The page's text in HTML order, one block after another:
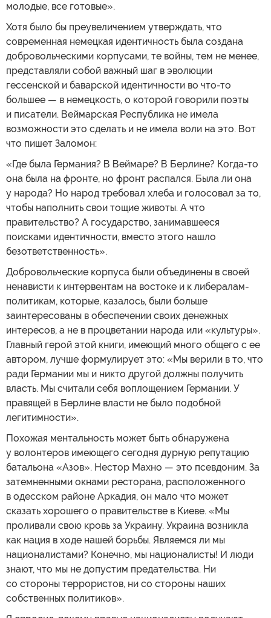
молодые, все готовые».
Хотя было бы преувеличением утверждать, что
современная немецкая идентичность была создана
добровольческими корпусами, те войны, тем не менее,
представляли собой важный шаг в эволюции
гессенской и баварской идентичности во что-то
большее — в немецкость, о которой говорили поэты
и писатели. Веймарская Республика не имела
возможности это сделать и не имела воли на это. Вот
что пишет Заломон:
«Где была Германия? В Веймаре? В Берлине? Когда-то
она была на фронте, но фронт распался. Была ли она
у народа? Но народ требовал хлеба и голосовал за то,
чтобы наполнить свои тощие животы. А что
правительство? А государство, занимавшееся
поисками идентичности, вместо этого нашло
безответственность».
Добровольческие корпуса были объединены в своей
ненависти к интервентам на востоке и к либералам-
политикам, которые, казалось, были больше
заинтересованы в обеспечении своих денежных
интересов, а не в процветании народа или «культуры».
Главный герой этой книги, имеющий много общего с ее
автором, лучше формулирует это: «Мы верили в то, что
ради Германии мы и никто другой должны получить
власть. Мы считали себя воплощением Германии. У
правящей в Берлине власти не было подобной
легитимности».
Похожая ментальность может быть обнаружена
у волонтеров имеющего сегодня дурную репутацию
батальона «Азов». Нестор Махно — это псевдоним. За
затемненными окнами ресторана, расположенного
в одесском районе Аркадия, он мало что может
сказать хорошего о правительстве в Киеве. «Мы
проливали свою кровь за Украину. Украина возникла
как нация в ходе нашей борьбы. Являемся ли мы
националистами? Конечно, мы националисты! И люди
знают, что мы не допустим предательства. Ни
со стороны террористов, ни со стороны наших
собственных политиков».